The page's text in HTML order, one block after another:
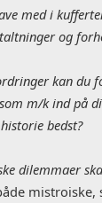
med i
og
kan du
m/k ind på
bedst?
dilemmaer